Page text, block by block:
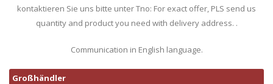
kontaktieren Sie uns bitte unter Tno: For exact offer, PLS send us
quantity and product you need with delivery address. .
Communication in English language.
Großhändler